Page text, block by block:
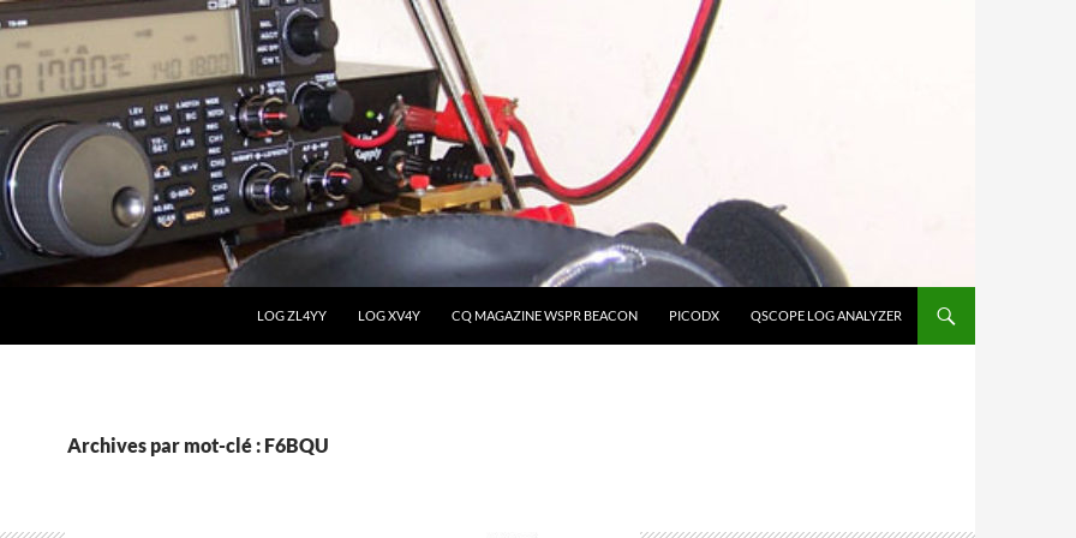
LOG ZL4YY LOG XV4Y CQ MAGAZINE WSPR BEACON PICODX QSCOPE LOG ANALYZER
Archives par mot-clé : F6BQU